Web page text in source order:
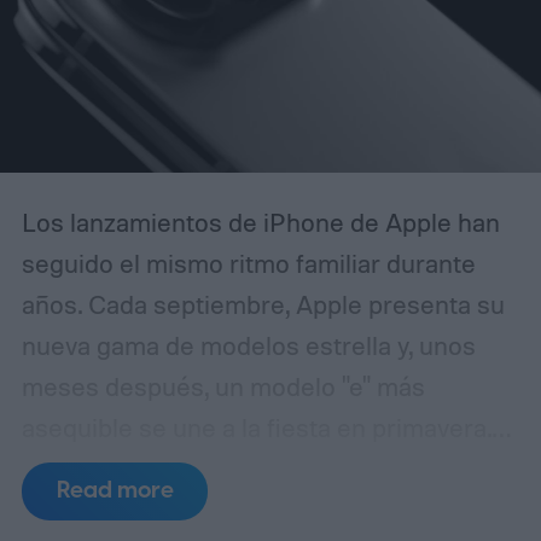
eleva al rango de “Mesías” del diseño y la
innovación. La idea de que Apple explotaba
las mismas zonas cerebrales que procesan
la religión.
Los lanzamientos de iPhone de Apple han
seguido el mismo ritmo familiar durante
años. Cada septiembre, Apple presenta su
nueva gama de modelos estrella y, unos
Es una fórmula fácil de seguir, pero puede
que no dure mucho más.
Read more